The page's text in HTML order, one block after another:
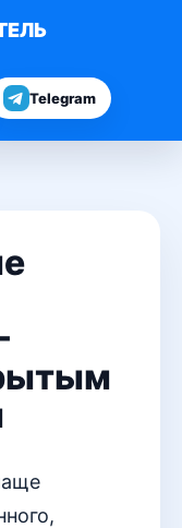
Telegram